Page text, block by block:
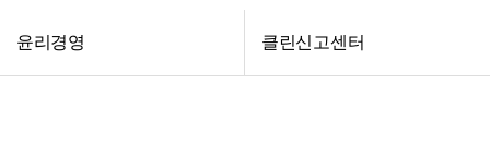
윤리경영 클린신고센터